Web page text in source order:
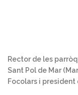
Rector de les
Sant Pol de Mar
Focolars i president